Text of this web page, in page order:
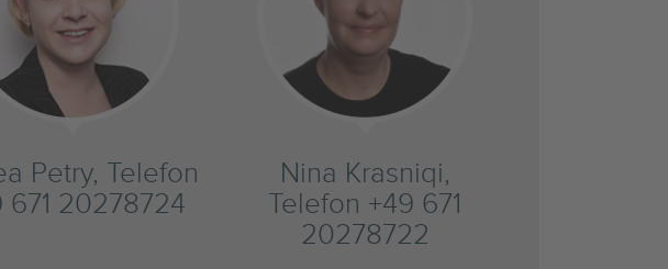
Petry, Telefon
671 20278724
Nina Krasniqi,
Telefon +49 671
20278722